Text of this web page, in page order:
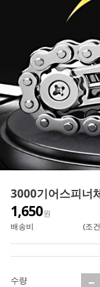
3000기어스피너
1,650원
배송비
(조
수량